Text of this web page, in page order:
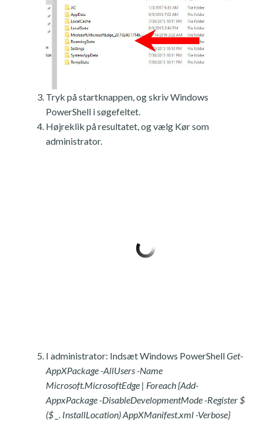
Tryk på startknappen, og skriv Windows
PowerShell i søgefeltet.
Højreklik på resultatet, og vælg Kør som
administrator.
I administrator: Indsæt Windows PowerShellGet-
AppXPackage -AllUsers -Name
Microsoft.MicrosoftEdge | Foreach {Add-
AppxPackage -DisableDevelopmentMode -Register $
($ _. InstallLocation) AppXManifest.xml -Verbose}